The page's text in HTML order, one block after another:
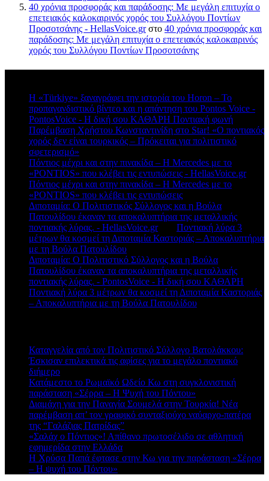
40 χρόνια προσφοράς και παράδοσης: Με μεγάλη επιτυχία ο
επετειακός καλοκαιρινός χορός του Συλλόγου Ποντίων
Προσοτσάνης - HellasVoice.grστο 40 χρόνια προσφοράς και
παράδοσης: Με μεγάλη επιτυχία ο επετειακός καλοκαιρινός
χορός του Συλλόγου Ποντίων Προσοτσάνης
Η «Türkiye» ξαναγράφει την ιστορία του Horon – Το
προπαγανδιστικό βίντεο και η απάντηση του Pontos Voice -
PontosVoice - H δική σου ΚΑΘΑΡΗ Ποντιακή φωνή
Παρέμβαση Χρήστου Κωνσταντινίδη στο Star! «Ο ποντιακός
χορός δεν είναι τουρκικός – Πρόκειται για πολιτιστικό
σφετερισμό»
Πόντιος μέχρι και στην πινακίδα – Η Mercedes με το
«PONTIOS» που κλέβει τις εντυπώσεις - HellasVoice.grστο
Πόντιος μέχρι και στην πινακίδα – Η Mercedes με το
«PONTIOS» που κλέβει τις εντυπώσεις
Διποταμία: Ο Πολιτιστικός Σύλλογος και η Βούλα
Πατουλίδου έκαναν τα αποκαλυπτήρια της μεταλλικής
ποντιακής λύρας. - HellasVoice.grστο Ποντιακή λύρα 3
μέτρων θα κοσμεί τη Διποταμία Καστοριάς – Αποκαλυπτήρια
με τη Βούλα Πατουλίδου
Διποταμία: Ο Πολιτιστικό Σύλλογος και η Βούλα
Πατουλίδου έκαναν τα αποκαλυπτήρια της μεταλλικής
ποντιακής λύρας. - PontosVoice - H δική σου ΚΑΘΑΡΗ
Ποντιακή λύρα 3 μέτρων θα κοσμεί τη Διποταμία Καστοριάς
– Αποκαλυπτήρια με τη Βούλα Πατουλίδου
Καταγγελία από τον Πολιτιστικό Σύλλογο Βατολάκκου:
Έσκισαν επιλεκτικά τις αφίσες για το μεγάλο ποντιακό
διήμερο
Κατάμεστο το Ρωμαϊκό Ωδείο Κω στη συγκλονιστική
παράσταση «Σέρρα – Η Ψυχή του Πόντου»
Διαμάχη για την Παναγία Σουμελά στην Τουρκία! Νέα
παρέμβαση απ’ τον γραφικό συνταξιούχο ναύαρχο-πατέρα
της “Γαλάζιας Πατρίδας”
«Σαλάχ ο Πόντιος»! Απίθανο πρωτοσέλιδο σε αθλητική
εφημερίδα στην Ελλάδα
Η Χρύσα Παπά έφτασε στην Κω για την παράσταση «Σέρρα
– Η ψυχή του Πόντου»